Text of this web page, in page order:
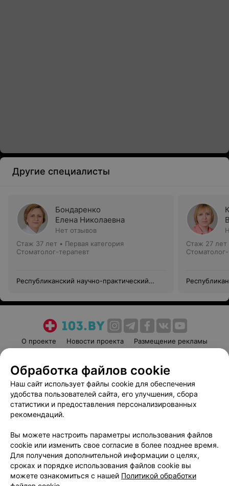
Другие специалисты
Бондаренко
Елена Николаевна
Нет отзывов
Стаж 37 лет • Первая категория
Стоматолог-терапевт
Республиканский научно-практический
Стаж 27 лет
О проекте Новости проекта
Размещение рекламы
Пользовательское соглашение
Способы оплаты
Вакансии
Партнеры
Написать руководителю 103.by
Обработка персональных данных
Обработка файлов cookie
Наш сайт использует файлы cookie для обеспечения
удобства пользователей сайта, его улучшения, сбора
статистики и предоставления персонализированных
рекомендаций.
Вы можете настроить параметры использования файлов
cookie или изменить свое согласие в более позднее время.
Для получения дополнительной информации о целях,
сроках и порядке использования файлов cookie вы
можете ознакомиться с нашей Политикой обработки